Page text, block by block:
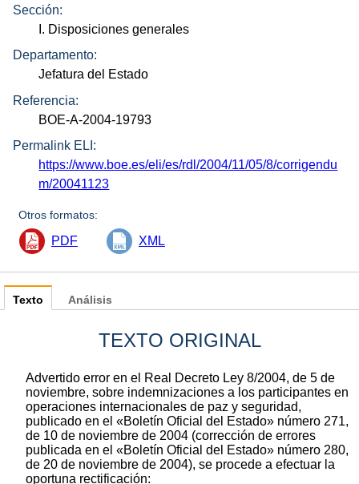
Sección:
I. Disposiciones generales
Departamento:
Jefatura del Estado
Referencia:
BOE-A-2004-19793
Permalink ELI:
https://www.boe.es/eli/es/rdl/2004/11/05/8/corrigendu
m/20041123
Otros formatos:
PDF XML
Texto
TEXTO ORIGINAL
Advertido error en el Real Decreto Ley 8/2004, de 5 de
noviembre, sobre indemnizaciones a los participantes en
operaciones internacionales de paz y seguridad,
publicado en el «Boletín Oficial del Estado» número 271,
de 10 de noviembre de 2004 (corrección de errores
publicada en el «Boletín Oficial del Estado» número 280,
de 20 de noviembre de 2004), se procede a efectuar la
oportuna rectificación:
Análisis